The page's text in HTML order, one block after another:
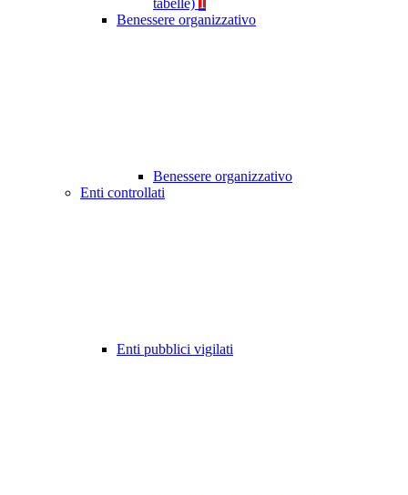
tabelle)
Benessere organizzativo
Benessere organizzativo
Enti controllati
Enti pubblici vigilati